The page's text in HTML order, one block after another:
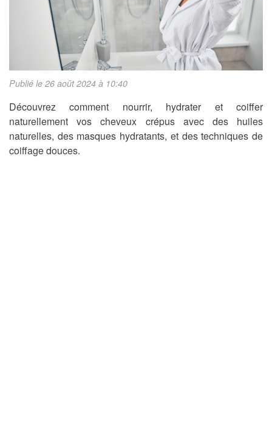
Publié le 26 août 2024 à 10:40
Découvrez comment nourrir, hydrater et coiffer
naturellement vos cheveux crépus avec des huiles
naturelles, des masques hydratants, et des techniques de
coiffage douces.